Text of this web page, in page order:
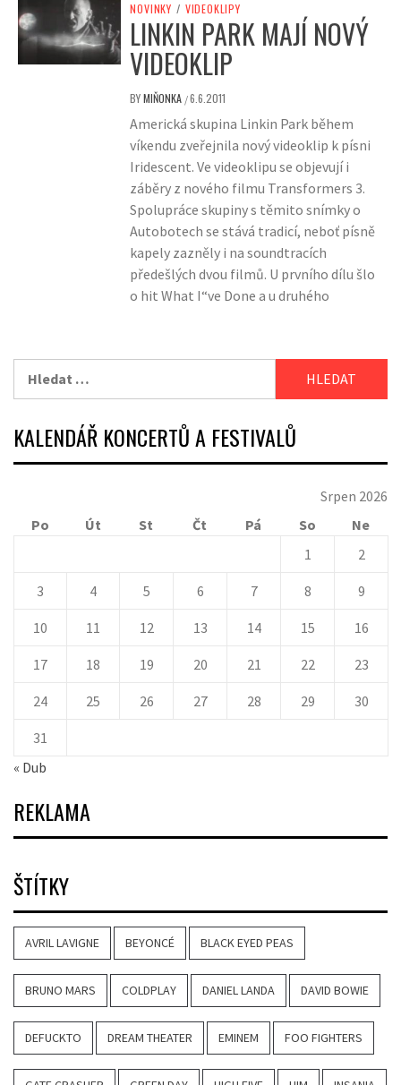
NOVINKY / VIDEOKLIPY
LINKIN PARK MAJÍ NOVÝ
VIDEOKLIP
BYMIŇONKA /6.6.2011
Americká skupina Linkin Park během
víkendu zveřejnila nový videoklip k písni
Iridescent. Ve videoklipu se objevují i
záběry z nového filmu Transformers 3.
Spolupráce skupiny s těmito snímky o
Autobotech se stává tradicí, neboť písně
kapely zazněly i na soundtracích
předešlých dvou filmů. U prvního dílu šlo
o hit What I“ve Done a u druhého
KALENDÁŘ KONCERTŮ A FESTIVALŮ
Srpen 2026
Po
Út St Čt Pá So
Ne
1
2
3 4 5 6 7 8 9
10 11 12 13 14 15 16
17 18 19 20 21 22 23
24 25 26 27 28 29 30
31
« Dub
REKLAMA
ŠTÍTKY
AVRIL LAVIGNE BEYONCÉ BLACK EYED PEAS
BRUNO MARS COLDPLAY DANIEL LANDA DAVID BOWIE
DEFUCKTO DREAM THEATER EMINEM FOO FIGHTERS